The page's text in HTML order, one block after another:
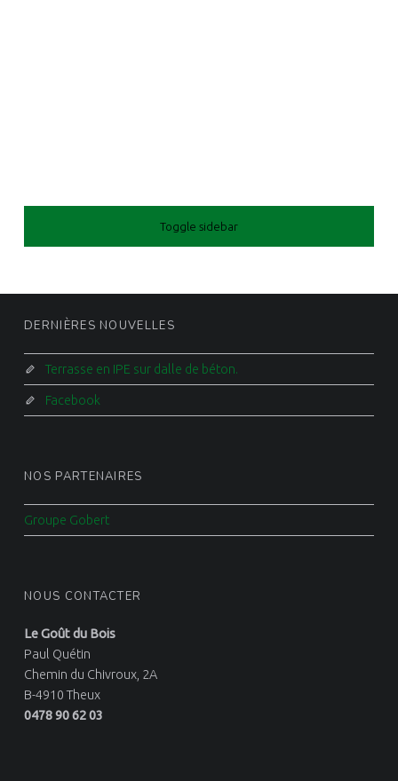
SIDEBAR
Toggle sidebar
FOOTER SIDEBAR
DERNIÈRES NOUVELLES
Terrasse en IPE sur dalle de béton.
Facebook
NOS PARTENAIRES
Groupe Gobert
NOUS CONTACTER
Le Goût du Bois
Paul Quétin
Chemin du Chivroux, 2A
B-4910 Theux
0478 90 62 03